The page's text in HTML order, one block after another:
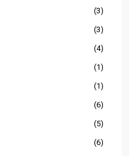
(3)
(3)
(4)
(1)
(1)
(6)
(5)
(6)